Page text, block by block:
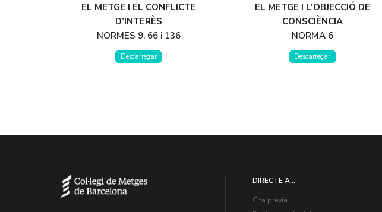
EL METGE I EL CONFLICTE
D’INTERÈS
NORMES 9, 66 i 136
Descarregar
EL METGE I L’OBJECCIÓ DE
CONSCIÈNCIA
NORMA 6
Descarregar
DIRECTE A...
Cita prèvia